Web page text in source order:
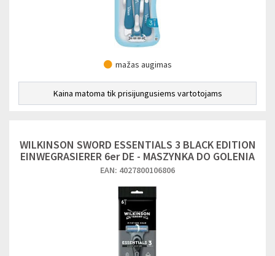
mažas augimas
Kaina matoma tik prisijungusiems vartotojams
WILKINSON SWORD ESSENTIALS 3 BLACK EDITION
EINWEGRASIERER 6er DE - MASZYNKA DO GOLENIA
EAN: 4027800106806